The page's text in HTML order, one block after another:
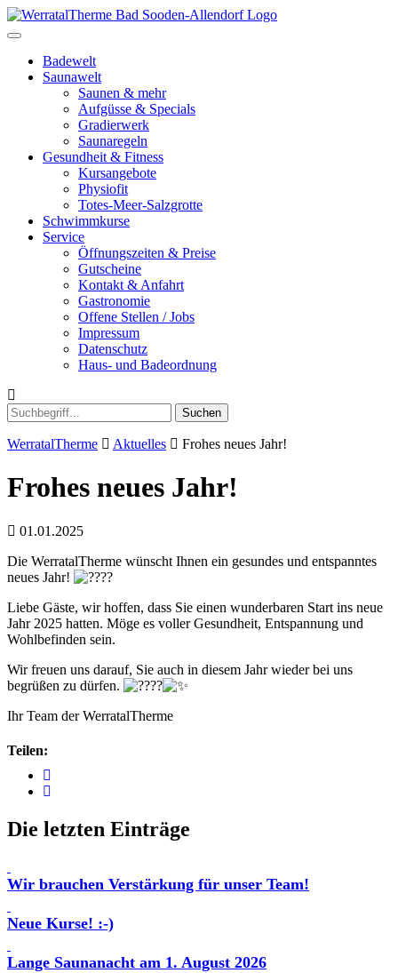
Toggle
navigationBadewelt
Saunawelt
Saunen & mehr
Aufgüsse & Specials
Gradierwerk
Saunaregeln
Gesundheit & Fitness
Kursangebote
Physiofit
Totes-Meer-Salzgrotte
Schwimmkurse
Service
Öffnungszeiten & Preise
Gutscheine
Kontakt & Anfahrt
Gastronomie
Offene Stellen / Jobs
Impressum
Datenschutz
Haus- und Badeordnung
Suchen
WerratalTherme Aktuelles Frohes neues Jahr!
Frohes neues Jahr!
01.01.2025
Die WerratalTherme wünscht Ihnen ein gesundes und entspanntes
neues Jahr!
Liebe Gäste, wir hoffen, dass Sie einen wunderbaren Start ins neue
Jahr 2025 hatten. Möge es voller Gesundheit, Entspannung und
Wohlbefinden sein.
Wir freuen uns darauf, Sie auch in diesem Jahr wieder bei uns
begrüßen zu dürfen.
Ihr Team der WerratalTherme
Teilen:
Die letzten Einträge
Wir brauchen Verstärkung für unser Team!
Neue Kurse! :-)
Lange Saunanacht am 1. August 2026